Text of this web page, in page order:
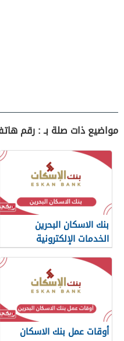
مواضيع ذات صلة بـ : رقم
بنك الاسكان البحرين
الخدمات الإلكترونية
أوقات عمل بنك الاسكان